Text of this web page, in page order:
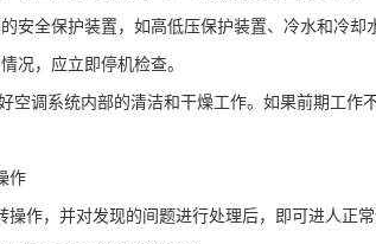
安全保护装置，如高低压保护装置、冷水和冷却
况，应立即停机检查。
空调系统内部的清洁和干燥工作。如果前期工作
作
作，并对发现的间题进行处理后，即可进人正